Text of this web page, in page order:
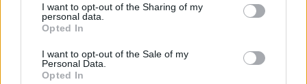
I want to opt-out of the Sharing of my
personal data.
Opted In
I want to opt-out of the Sale of my
Personal Data.
Opted In
különböző idősíkokon vizsgálni, és jelzést ad, amennyiben
a rövidebb idősíkon, egy hosszabb idősík irányába fordul
az indikátor. Ez utóbbi a mi dupla...